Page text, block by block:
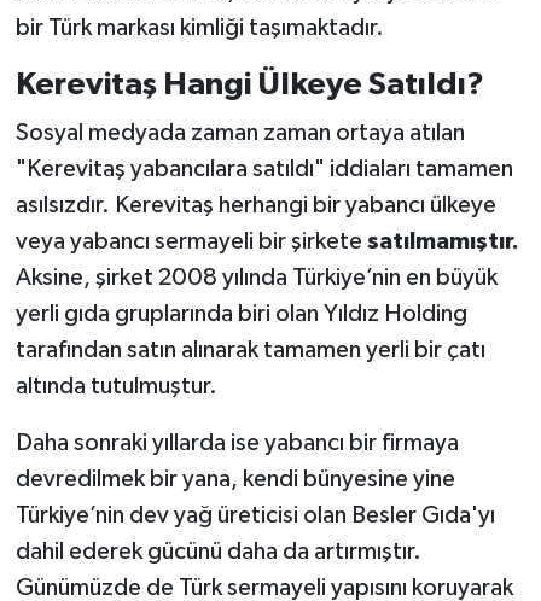
bir Türk markası kimliği taşımaktadır.
Kerevitaş Hangi Ülkeye Satıldı?
Sosyal medyada zaman zaman ortaya atılan
"Kerevitaş yabancılara satıldı" iddiaları tamamen
asılsızdır. Kerevitaş herhangi bir yabancı ülkeye
veya yabancı sermayeli bir şirkete satılmamıştır.
Aksine, şirket 2008 yılında Türkiye’nin en büyük
yerli gıda gruplarında biri olan Yıldız Holding
tarafından satın alınarak tamamen yerli bir çatı
altında tutulmuştur.
Daha sonraki yıllarda ise yabancı bir firmaya
devredilmek bir yana, kendi bünyesine yine
Türkiye’nin dev yağ üreticisi olan Besler Gıda'yı
dahil ederek gücünü daha da artırmıştır.
Günümüzde de Türk sermayeli yapısını koruyarak